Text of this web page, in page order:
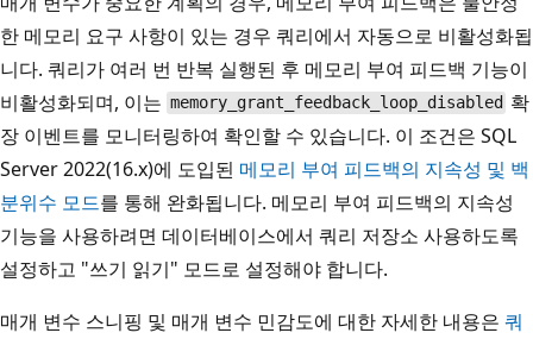
한 메모리 요구 사항이 있는 경우 쿼리에서 자동으로 비활성화됩
니다. 쿼리가 여러 번 반복 실행된 후 메모리 부여 피드백 기능이
비활성화되며, 이는 memory_grant_feedback_loop_disabled 확
장 이벤트를 모니터링하여 확인할 수 있습니다. 이 조건은 SQL
Server 2022(16.x)에 도입된 메모리 부여 피드백의 지속성 및 백
분위수 모드를 통해 완화됩니다. 메모리 부여 피드백의 지속성
기능을 사용하려면 데이터베이스에서 쿼리 저장소 사용하도록
설정하고 "쓰기 읽기" 모드로 설정해야 합니다.
매개 변수 스니핑 및 매개 변수 민감도에 대한 자세한 내용은 쿼